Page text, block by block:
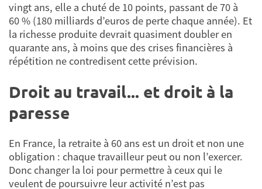
vingt ans, elle a chuté de 10 points, passant de 70 à
60 % (180 milliards d’euros de perte chaque année). Et
la richesse produite devrait quasiment doubler en
quarante ans, à moins que des crises financières à
répétition ne contredisent cette prévision.
Droit au travail... et droit à la
paresse
En France, la retraite à 60 ans est un droit et non une
obligation : chaque travailleur peut ou non l’exercer.
Donc changer la loi pour permettre à ceux qui le
veulent de poursuivre leur activité n’est pas